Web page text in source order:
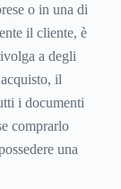
o in una di
il cliente, è
a degli
il
i documenti
comprarlo
una